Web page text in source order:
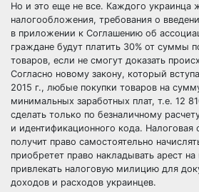
Но и это еще не все. Каждого украинца
налогообложения, требования о
в приложении к Соглашению об
граждане будут платить 30% от суммы
товаров, если не смогут доказать
Согласно новому закону, который
2015 г., любые покупки товаров на
минимальных заработных плат, т.е. 12
сделать только по безналичному
и идентификационного кода. Налоговая
получит право самостоятельно
приобретет право накладывать арест
привлекать налоговую милицию для
доходов и расходов украинцев.